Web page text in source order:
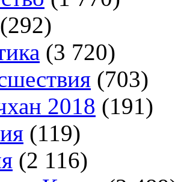
(292)
(3 720)
(703)
2018 (191)
(119)
(2 116)